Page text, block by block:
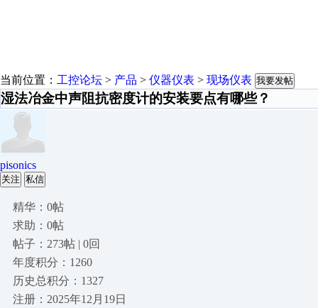
当前位置： 工控论坛 > 产品 > 仪器仪表 > 现场仪表 我要发帖
湿法冶金中声阻抗密度计的安装要点有哪些？
pisonics
关注 私信
精华：0帖
求助：0帖
帖子：273帖 | 0回
年度积分：1260
历史总积分：1327
注册：2025年12月19日